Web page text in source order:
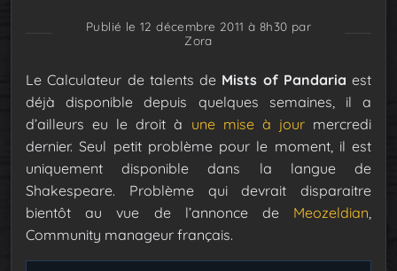
Publié le 12 décembre 2011 à 8h30 par
Zora
Le Calculateur de talents de Mists of Pandaria est
déjà disponible depuis quelques semaines, il a
d’ailleurs eu le droit à une mise à jourmercredi
dernier. Seul petit problème pour le moment, il est
uniquement disponible dans la langue de
Shakespeare. Problème qui devrait disparaitre
bientôt au vue de l’annonce de Meozeldian
Community manageur français.